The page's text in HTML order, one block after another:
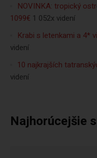
NOVINKA: tropický
1099€ 1 052x videní
Krabi s letenkami a 4*
videní
10 najkrajších
videní
Najhorúcejšie